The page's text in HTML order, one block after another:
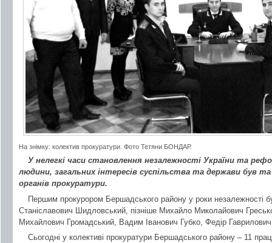
На знімку: колектив прокуратури. Фото Тетяни БОНДАР.
У нелегкі часи становлення незалежності України та
людини, загальних інтересів суспільства та держави був
органів прокуратури.
Першим прокурором Бершадського району у роки незалежності
Станіславович Шидловський, пізніше Михайло Миколайович
Михайлович Громадський, Вадим Іванович Губко, Федір
Сьогодні у колективі прокуратури Бершадського району – 11